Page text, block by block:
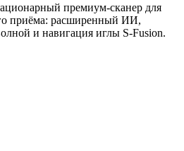
премиум-сканер для
приёма: расширенный ИИ,
и навигация иглы S-Fusion.